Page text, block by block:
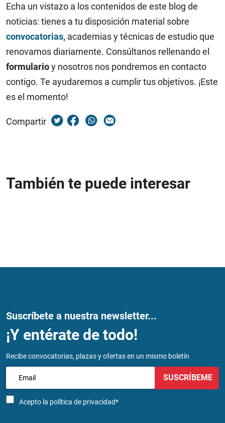
Echa un vistazo a los contenidos de este blog de
noticias: tienes a tu disposición material sobre
convocatorias, academias y técnicas de estudio que
renovamos diariamente. Consúltanos rellenando el
formularioy nosotros nos pondremos en contacto
contigo. Te ayudaremos a cumplir tus objetivos. ¡Este
es el momento!
Compartir
También te puede interesar
Suscríbete a nuestra newsletter...
¡Y entérate de todo!
Recibe convocatorias, plazas y ofertas en un mismo boletín
Acepto la política de privacidad*
SUSCRÍBEME